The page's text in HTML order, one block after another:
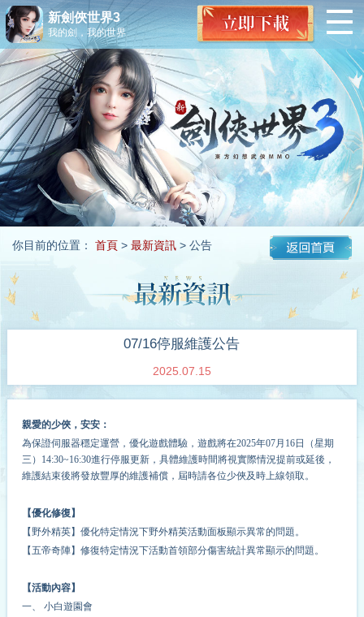
新劍俠世界3
我的劍，我的世界
你目前的位置： 首頁> 最新資訊> 公告
07/16停服維護公告
2025.07.15
親愛的少俠，安安：
為保證伺服器穩定運營， 優化遊戲體驗，遊戲將在2025年07月 16日（星期
三）14:30~16:30進行停服更新，具體維護時間將視實際情況提前或延後，
維護結束後將發放豐厚的維護補償，屆時請各位少俠及時上線領取。
【優化修復】
【野外精英】優化特定情況下野外精英活動面板顯示異常的問題。
【五帝奇陣】修復特定情況下活動首領部分傷害統計異常顯示的問題。
【活動內容】
一、 小白遊園會